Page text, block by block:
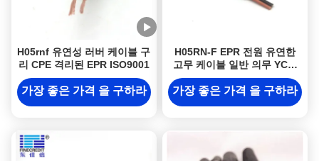
H05rnf 유연성 러버 케이블 구
리 CPE 격리된 EPR ISO9001
가장 좋은 가격 을 구하라
H05RN-F EPR 전원 유연한
고무 케이블 일반 의무 YCW
YZW VDE 표준
가장 좋은 가격 을 구하라